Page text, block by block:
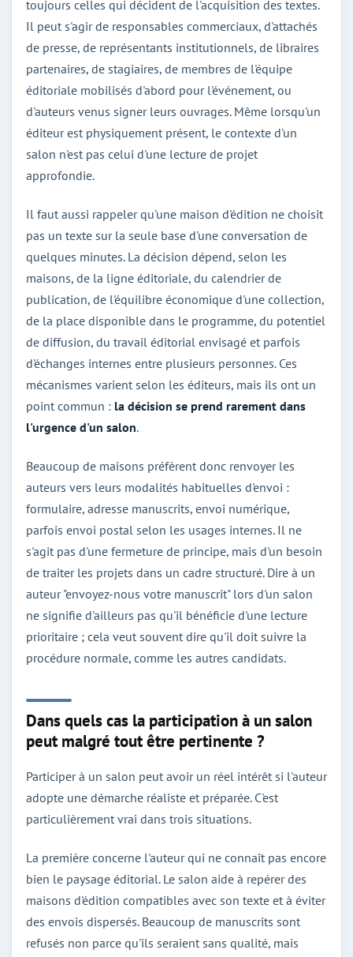
toujours celles qui décident de l'acquisition des textes.
Il peut s'agir de responsables commerciaux, d'attachés
de presse, de représentants institutionnels, de libraires
partenaires, de stagiaires, de membres de l'équipe
éditoriale mobilisés d'abord pour l'événement, ou
d'auteurs venus signer leurs ouvrages. Même lorsqu'un
éditeur est physiquement présent, le contexte d'un
salon n'est pas celui d'une lecture de projet
approfondie.
Il faut aussi rappeler qu'une maison d'édition ne choisit
pas un texte sur la seule base d'une conversation de
quelques minutes. La décision dépend, selon les
maisons, de la ligne éditoriale, du calendrier de
publication, de l'équilibre économique d'une collection,
de la place disponible dans le programme, du potentiel
de diffusion, du travail éditorial envisagé et parfois
d'échanges internes entre plusieurs personnes. Ces
mécanismes varient selon les éditeurs, mais ils ont un
point commun : la décision se prend rarement dans
l'urgence d'un salon.
Beaucoup de maisons préfèrent donc renvoyer les
auteurs vers leurs modalités habituelles d'envoi :
formulaire, adresse manuscrits, envoi numérique,
parfois envoi postal selon les usages internes. Il ne
s'agit pas d'une fermeture de principe, mais d'un besoin
de traiter les projets dans un cadre structuré. Dire à un
auteur "envoyez-nous votre manuscrit" lors d'un salon
ne signifie d'ailleurs pas qu'il bénéficie d'une lecture
prioritaire ; cela veut souvent dire qu'il doit suivre la
procédure normale, comme les autres candidats.
Dans quels cas la participation à un salon
peut malgré tout être pertinente ?
Participer à un salon peut avoir un réel intérêt si l'auteur
adopte une démarche réaliste et préparée. C'est
particulièrement vrai dans trois situations.
La première concerne l'auteur qui ne connaît pas encore
bien le paysage éditorial. Le salon aide à repérer des
maisons d'édition compatibles avec son texte et à éviter
des envois dispersés. Beaucoup de manuscrits sont
refusés non parce qu'ils seraient sans qualité, mais